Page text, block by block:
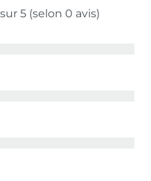
5 (selon 0 avis)